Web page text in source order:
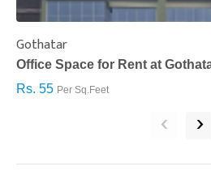
Gothatar
Office Space for Rent at
Rs. 55 Per Sq.Feet
‹ ›